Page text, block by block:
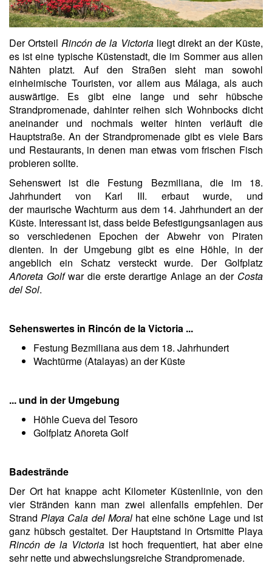
Der Ortsteil Rincón de la Victorialiegt direkt an der Küste,
es ist eine typische Küstenstadt, die im Sommer aus allen
Nähten platzt. Auf den Straßen sieht man sowohl
einheimische Touristen, vor allem aus Málaga, als auch
auswärtige. Es gibt eine lange und sehr hübsche
Strandpromenade, dahinter reihen sich Wohnbocks dicht
aneinander und nochmals weiter hinten verläuft die
Hauptstraße. An der Strandpromenade gibt es viele Bars
und Restaurants, in denen man etwas vom frischen Fisch
probieren sollte.
Sehenswert ist die Festung Bezmiliana, die im 18.
Jahrhundert von Karl III. erbaut wurde, und
der maurische Wachturm aus dem 14. Jahrhundert an der
Küste. Interessant ist, dass beide Befestigungsanlagen aus
so verschiedenen Epochen der Abwehr von Piraten
dienten. In der Umgebung gibt es eine Höhle, in der
angeblich ein Schatz versteckt wurde. Der Golfplatz
Añoreta Golfwar die erste derartige Anlage an der Costa
del Sol.
Sehenswertes in Rincón de la Victoria ...
Festung Bezmiliana aus dem 18. Jahrhundert
Wachtürme (Atalayas) an der Küste
... und in der Umgebung
Höhle Cueva del Tesoro
Golfplatz Añoreta Golf
Badestrände
Der Ort hat knappe acht Kilometer Küstenlinie, von den
vier Stränden kann man zwei allenfalls empfehlen. Der
Strand Playa Cala del Moralhat eine schöne Lage und ist
ganz hübsch gestaltet. Der Hauptstand in Ortsmitte Playa
Rincón de la Victoriaist hoch frequentiert, hat aber eine
sehr nette und abwechslungsreiche Strandpromenade.